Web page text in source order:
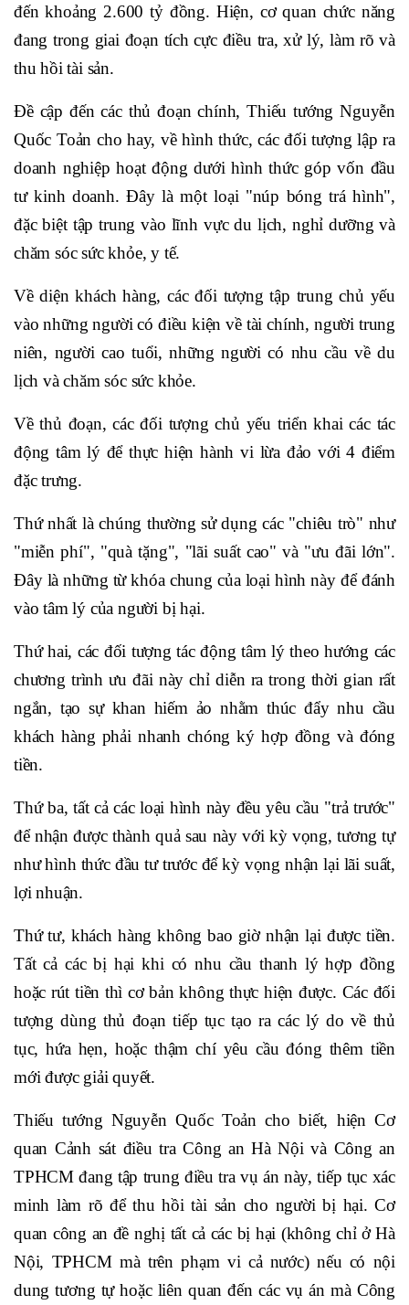
đến khoảng 2.600 tỷ đồng. Hiện, cơ quan chức năng
đang trong giai đoạn tích cực điều tra, xử lý, làm rõ và
thu hồi tài sản.
Đề cập đến các thủ đoạn chính, Thiếu tướng Nguyễn
Quốc Toản cho hay, về hình thức, các đối tượng lập ra
doanh nghiệp hoạt động dưới hình thức góp vốn đầu
tư kinh doanh. Đây là một loại "núp bóng trá hình",
đặc biệt tập trung vào lĩnh vực du lịch, nghỉ dưỡng và
chăm sóc sức khỏe, y tế.
Về diện khách hàng, các đối tượng tập trung chủ yếu
vào những người có điều kiện về tài chính, người trung
niên, người cao tuổi, những người có nhu cầu về du
lịch và chăm sóc sức khỏe.
Về thủ đoạn, các đối tượng chủ yếu triển khai các tác
động tâm lý để thực hiện hành vi lừa đảo với 4 điểm
đặc trưng.
Thứ nhất là chúng thường sử dụng các "chiêu trò" như
"miễn phí", "quà tặng", "lãi suất cao" và "ưu đãi lớn".
Đây là những từ khóa chung của loại hình này để đánh
vào tâm lý của người bị hại.
Thứ hai, các đối tượng tác động tâm lý theo hướng các
chương trình ưu đãi này chỉ diễn ra trong thời gian rất
ngắn, tạo sự khan hiếm ảo nhằm thúc đẩy nhu cầu
khách hàng phải nhanh chóng ký hợp đồng và đóng
tiền.
Thứ ba, tất cả các loại hình này đều yêu cầu "trả trước"
để nhận được thành quả sau này với kỳ vọng, tương tự
như hình thức đầu tư trước để kỳ vọng nhận lại lãi suất,
lợi nhuận.
Thứ tư, khách hàng không bao giờ nhận lại được tiền.
Tất cả các bị hại khi có nhu cầu thanh lý hợp đồng
hoặc rút tiền thì cơ bản không thực hiện được. Các đối
tượng dùng thủ đoạn tiếp tục tạo ra các lý do về thủ
tục, hứa hẹn, hoặc thậm chí yêu cầu đóng thêm tiền
mới được giải quyết.
Thiếu tướng Nguyễn Quốc Toản cho biết, hiện Cơ
quan Cảnh sát điều tra Công an Hà Nội và Công an
TPHCM đang tập trung điều tra vụ án này, tiếp tục xác
minh làm rõ để thu hồi tài sản cho người bị hại. Cơ
quan công an đề nghị tất cả các bị hại (không chỉ ở Hà
Nội, TPHCM mà trên phạm vi cả nước) nếu có nội
dung tương tự hoặc liên quan đến các vụ án mà Công